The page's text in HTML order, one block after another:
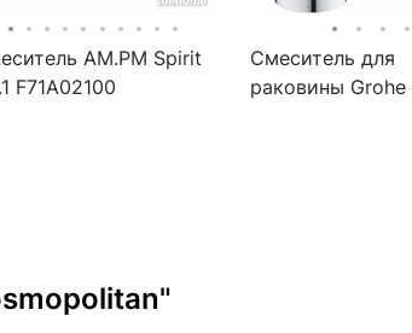
AM.PM Spirit
F71A02100
Смеситель для
раковины Grohe